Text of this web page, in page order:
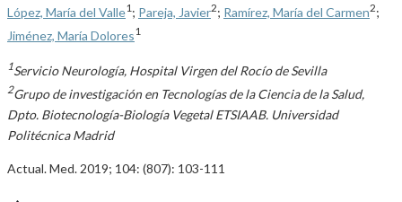
López, María del Valle1 ; Pareja, Javier2; Ramírez, María del Carmen2;
Jiménez, María Dolores1
1Servicio Neurología, Hospital Virgen del Rocío de Sevilla
2Grupo de investigación en Tecnologías de la Ciencia de la Salud,
Dpto. Biotecnología-Biología Vegetal ETSIAAB. Universidad
Politécnica Madrid
Actual. Med. 2019; 104: (807): 103-111